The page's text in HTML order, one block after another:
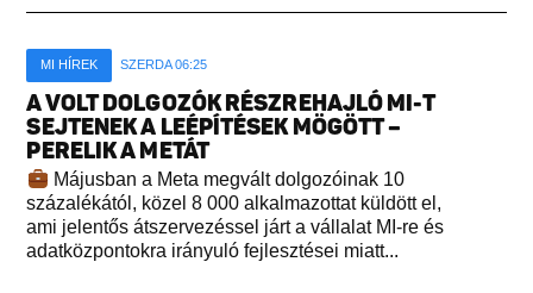
MI HÍREK SZERDA 06:25
A VOLT DOLGOZÓK RÉSZREHAJLÓ MI-T
SEJTENEK A LEÉPÍTÉSEK MÖGÖTT –
PERELIK A METÁT
Májusban a Meta megvált dolgozóinak 10
százalékától, közel 8 000 alkalmazottat küldött el,
ami jelentős átszervezéssel járt a vállalat MI-re és
adatközpontokra irányuló fejlesztései miatt...